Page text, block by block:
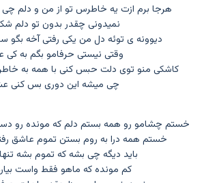
هرجا برم ازت یه خاطرس تو از من و دلم
نمیدونی چقدر بدون تو دلم
دیوونه ی توئه دل من یکی رفتی آخه بگو
وقتی نیستی حرفامو بگم به کی
کاشکی منو توی دلت حبس کنی با همه به
چی میشه این دوری بس کنی
خستم چشامو رو همه بستم دلم که مونده رو
خستم همه درا به روم بستن تموم عاشق
باید دیگه چی بشه که تموم بشه
کم مونده که ماهو فقط واست